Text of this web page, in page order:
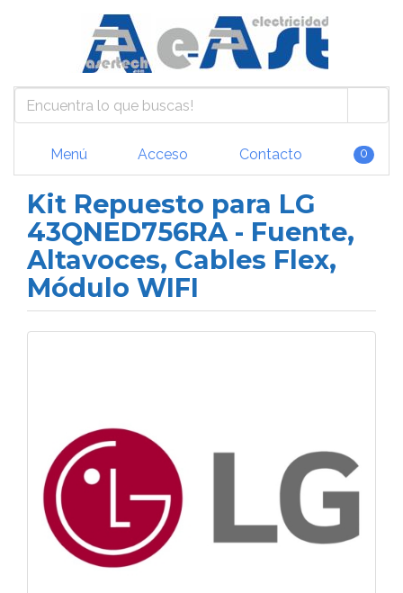
Menú Acceso Contacto 0
Kit Repuesto para LG
43QNED756RA - Fuente,
Altavoces, Cables Flex,
Módulo WIFI